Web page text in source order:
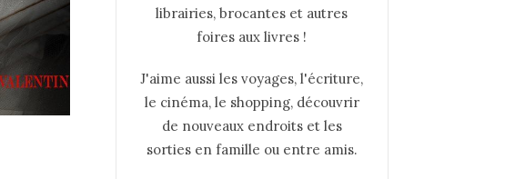
librairies, brocantes et autres
foires aux livres !
J'aime aussi les voyages, l'écriture,
le cinéma, le shopping, découvrir
de nouveaux endroits et les
sorties en famille ou entre amis.